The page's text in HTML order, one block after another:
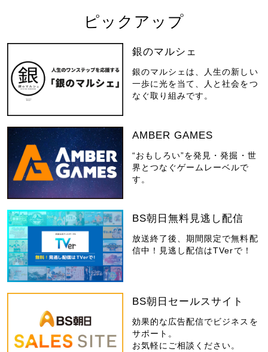
ピックアップ
銀のマルシェ
銀のマルシェは、人生の新しい
一歩に光を当て、人と社会をつ
なぐ取り組みです。
AMBER GAMES
“おもしろい”を発見・発掘・世
界とつなぐゲームレーベルで
す。
BS朝日無料見逃し配信
放送終了後、期間限定で無料配
信中！見逃し配信はTVerで！
BS朝日セールスサイト
効果的な広告配信でビジネスを
サポート。
お気軽にご相談ください。